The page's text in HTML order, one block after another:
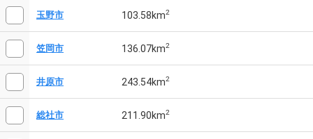
玉野市 103.58km2
笠岡市 136.07km2
井原市 243.54km2
総社市 211.90km2